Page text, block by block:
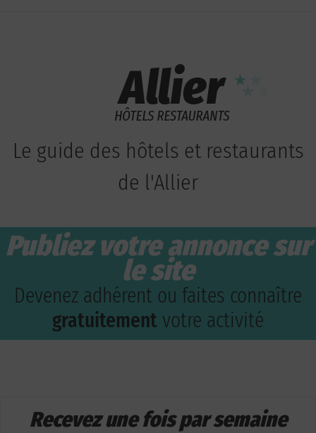
Le guide des hôtels et restaurants
de l'Allier
Publiez votre annonce sur
le site
Devenez adhérent ou faites connaître
gratuitement votre activité
Recevez une fois par semaine